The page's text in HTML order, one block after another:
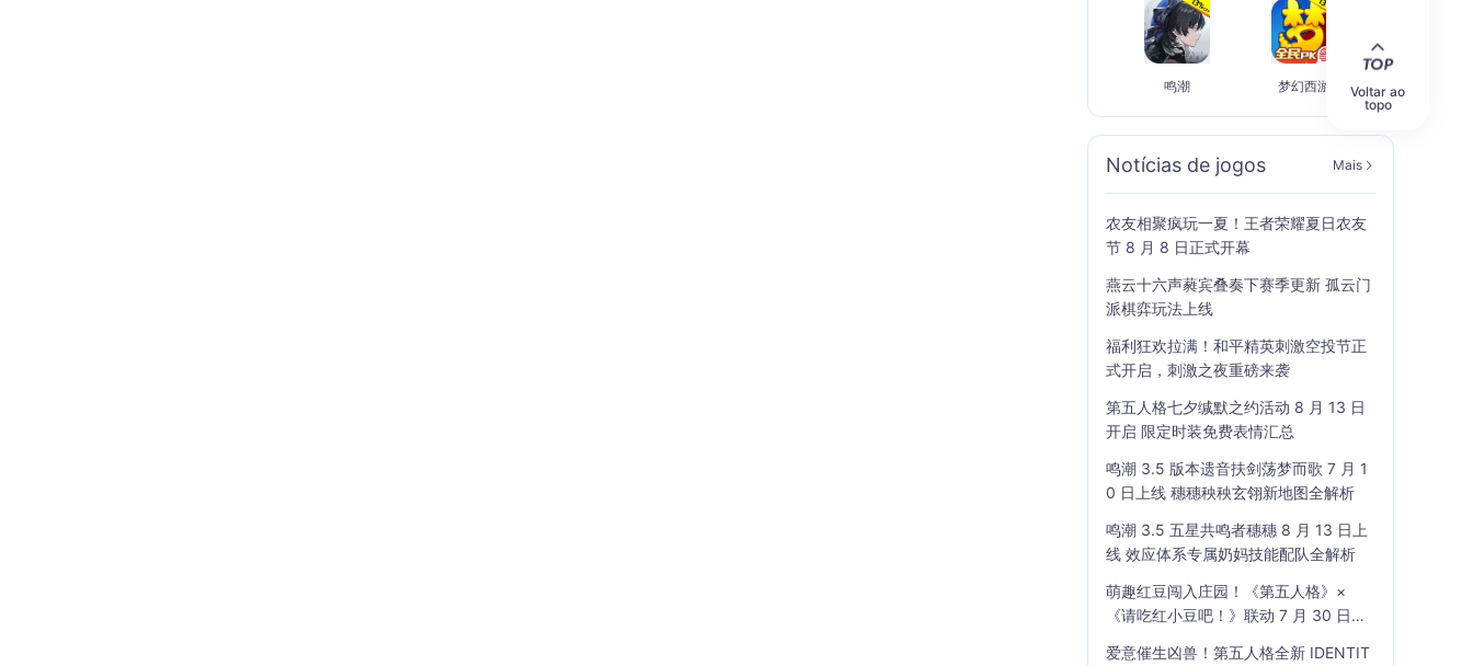
鸣潮 梦幻西游
Notícias de jogos Mais
农友相聚疯玩一夏！王者荣耀夏日农友
节 8 月 8 日正式开幕
燕云十六声蕤宾叠奏下赛季更新 孤云门
派棋弈玩法上线
福利狂欢拉满！和平精英刺激空投节正
式开启，刺激之夜重磅来袭
第五人格七夕缄默之约活动 8 月 13 日
开启 限定时装免费表情汇总
鸣潮 3.5 版本遗音扶剑荡梦而歌 7 月 1
0 日上线 穗穗秧秧玄翎新地图全解析
鸣潮 3.5 五星共鸣者穗穗 8 月 13 日上
线 效应体系专属奶妈技能配队全解析
萌趣红豆闯入庄园！《第五人格》×
《请吃红小豆吧！》联动 7 月 30 日开
爱意催生凶兽！第五人格全新 IDENTIT
Voltar ao
topo